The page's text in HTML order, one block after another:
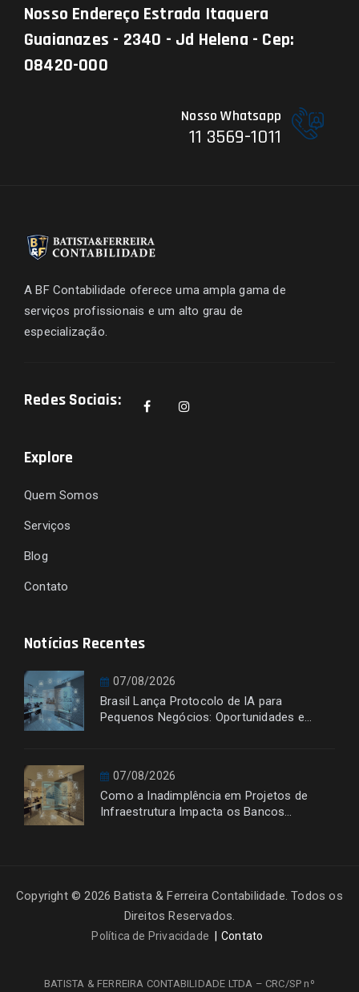
Nosso Endereço Estrada Itaquera
Guaianazes - 2340 - Jd Helena - Cep:
08420-000
Nosso Whatsapp
11 3569-1011
A BF Contabilidade oferece uma ampla gama de
serviços profissionais e um alto grau de
especialização.
Redes Sociais:
Explore
Quem Somos
Serviços
Blog
Contato
Notícias Recentes
07/08/2026
Brasil Lança Protocolo de IA para
Pequenos Negócios: Oportunidades e
07/08/2026
Como a Inadimplência em Projetos de
Infraestrutura Impacta os Bancos
Copyright © 2026 Batista & Ferreira Contabilidade. Todos os
Direitos Reservados.
Política de Privacidade Contato
BATISTA & FERREIRA CONTABILIDADE LTDA – CRC/SP nº